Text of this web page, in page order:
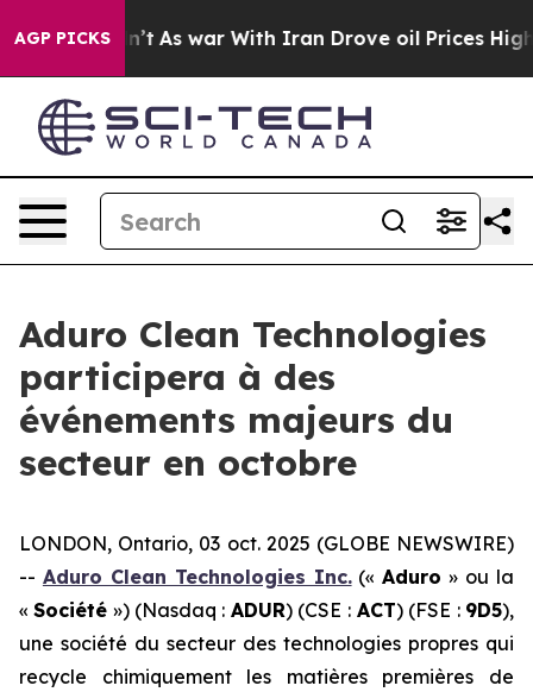
AGP PICKS
Didn’t As war With Iran Drove oil Prices Higher,
Aduro Clean Technologies
participera à des
événements majeurs du
secteur en octobre
LONDON, Ontario, 03 oct. 2025 (GLOBE NEWSWIRE)
-- Aduro Clean Technologies Inc.(«Aduro » ou la
«Société ») (Nasdaq : ADUR) (CSE :ACT) (FSE : 9D5),
une société du secteur des technologies propres qui
recycle chimiquement les matières premières de